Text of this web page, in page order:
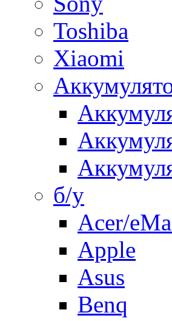
Toshiba
Xiaomi
б/у
Acer/
Apple
Asus
Benq